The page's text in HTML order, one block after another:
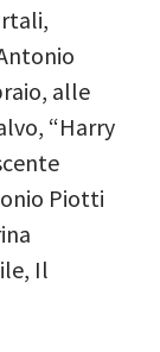
alle
“Harry
Piotti
Il